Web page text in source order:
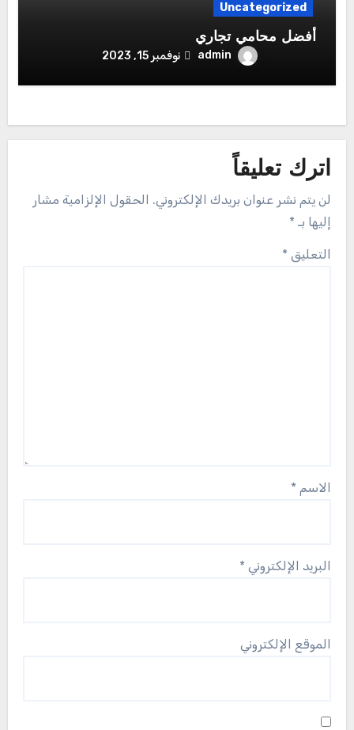
Uncategorized
أفضل محامي تجاري
admin نوفمبر 15, 2023
اترك تعليقاً
لن يتم نشر عنوان بريدك الإلكتروني. الحقول الإلزامية مشار
إليها بـ *
التعليق *
الاسم *
البريد الإلكتروني *
الموقع الإلكتروني